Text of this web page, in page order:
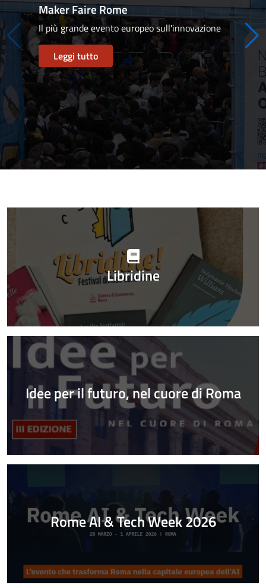
Maker Faire Rome
Il più grande evento europeo sull'innovazione
Leggi tutto
Progetti
evidenza Libridine
Idee per il futuro, nel cuore di Roma
Rome AI & Tech Week 2026